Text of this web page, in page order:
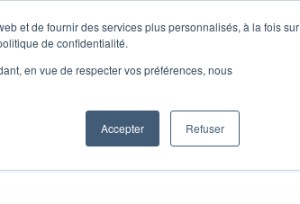
et de fournir des services plus personnalisés, à la fois sur
de confidentialité.
en vue de respecter vos préférences, nous
Accepter Refuser